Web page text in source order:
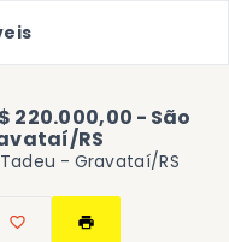
220.000,00 - São
RS
- Gravataí/RS